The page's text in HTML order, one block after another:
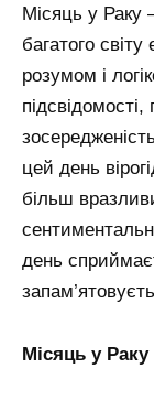
Місяць у Раку
багатого
розумом і
цей день
більш
день
Місяць у